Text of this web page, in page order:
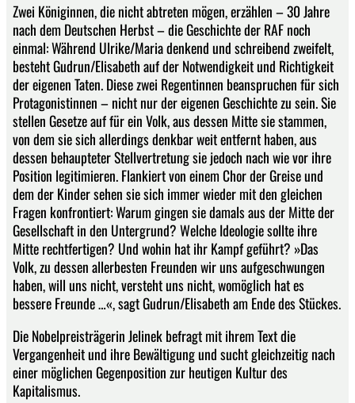
Zwei Königinnen, die nicht abtreten mögen, erzählen – 30 Jahre
nach dem Deutschen Herbst – die Geschichte der RAF noch
einmal: Während Ulrike/Maria denkend und schreibend zweifelt,
besteht Gudrun/Elisabeth auf der Notwendigkeit und Richtigkeit
der eigenen Taten. Diese zwei Regentinnen beanspruchen für sich
Protagonistinnen – nicht nur der eigenen Geschichte zu sein. Sie
stellen Gesetze auf für ein Volk, aus dessen Mitte sie stammen,
von dem sie sich allerdings denkbar weit entfernt haben, aus
dessen behaupteter Stellvertretung sie jedoch nach wie vor ihre
Position legitimieren. Flankiert von einem Chor der Greise und
dem der Kinder sehen sie sich immer wieder mit den gleichen
Fragen konfrontiert: Warum gingen sie damals aus der Mitte der
Gesellschaft in den Untergrund? Welche Ideologie sollte ihre
Mitte rechtfertigen? Und wohin hat ihr Kampf geführt? »Das
Volk, zu dessen allerbesten Freunden wir uns aufgeschwungen
haben, will uns nicht, versteht uns nicht, womöglich hat es
bessere Freunde …«, sagt Gudrun/Elisabeth am Ende des Stückes.
Die Nobelpreisträgerin Jelinek befragt mit ihrem Text die
Vergangenheit und ihre Bewältigung und sucht gleichzeitig nach
einer möglichen Gegenposition zur heutigen Kultur des
Kapitalismus.